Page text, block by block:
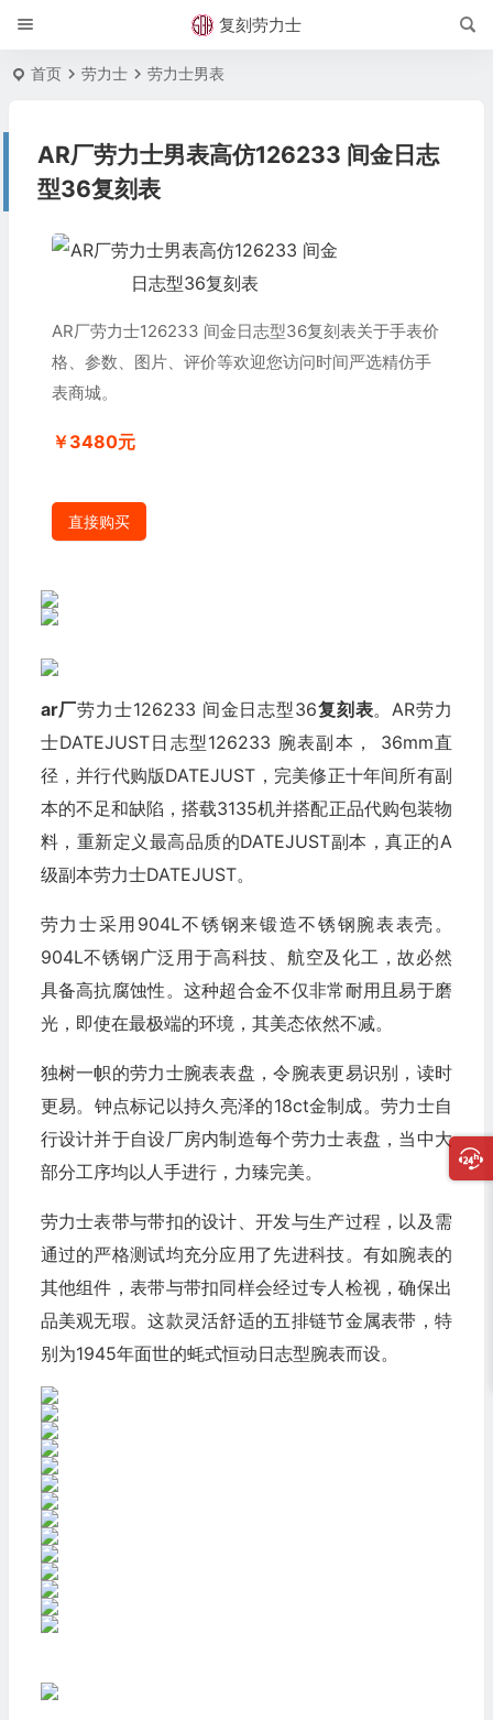
复刻劳力士
首页 劳力士 劳力士男表
AR厂劳力士男表高仿126233 间金日志
型36复刻表
AR厂劳力士126233 间金日志型36复刻表关于手表价
格、参数、图片、评价等欢迎您访问时间严选精仿手
表商城。
￥3480元
直接购买
ar厂劳力士126233 间金日志型36复刻表。AR劳力
士DATEJUST日志型126233 腕表副本， 36mm直
径，并行代购版DATEJUST，完美修正十年间所有副
本的不足和缺陷，搭载3135机并搭配正品代购包装物
料，重新定义最高品质的DATEJUST副本，真正的A
级副本劳力士DATEJUST。
劳力士采用904L不锈钢来锻造不锈钢腕表表壳。
904L不锈钢广泛用于高科技、航空及化工，故必然
具备高抗腐蚀性。这种超合金不仅非常耐用且易于磨
光，即使在最极端的环境，其美态依然不减。
独树一帜的劳力士腕表表盘，令腕表更易识别，读时
更易。钟点标记以持久亮泽的18ct金制成。劳力士自
行设计并于自设厂房内制造每个劳力士表盘，当中大
部分工序均以人手进行，力臻完美。
劳力士表带与带扣的设计、开发与生产过程，以及需
通过的严格测试均充分应用了先进科技。有如腕表的
其他组件，表带与带扣同样会经过专人检视，确保出
品美观无瑕。这款灵活舒适的五排链节金属表带，特
别为1945年面世的蚝式恒动日志型腕表而设。